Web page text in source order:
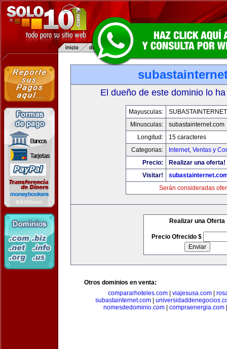
El dueño de este dominio lo
Mayusculas:
Minusculas:
subastainternet.com
Longitud:
15 caracteres
Categorias:
Internet, Ventas y
Precio:
Realizar una oferta!
Visitar!
Serán consideradas
Realizar una Oferta
Precio Ofrecido $
Otros dominios en venta:
compararhoteles.com| viajesusa.com|
subastainternet.com|
nomesdedominio.com| compraenergia.com